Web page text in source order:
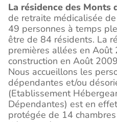
La résidence des Monts
de retraite médicalisée
49 personnes à temps
être de 84 résidents. La
premières allées en Août
construction en Août
Nous accueillons les
dépendantes et/ou
(Etablissement
Dépendantes) est en
protégée de 14